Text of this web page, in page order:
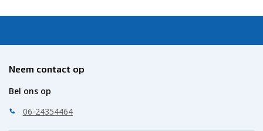
Neem contact op
Bel ons op
06-24354464